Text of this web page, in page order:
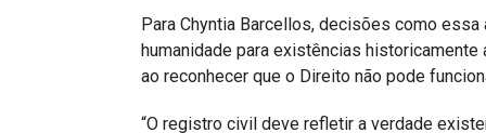
Para Chyntia Barcellos, decisões como
humanidade para existências
ao reconhecer que o Direito não pode
“O registro civil deve refletir a verdade